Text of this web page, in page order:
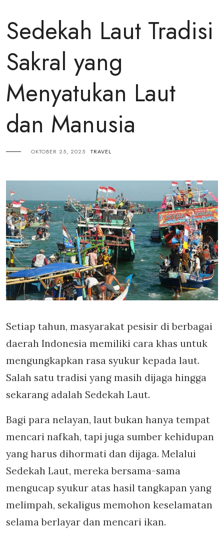
Sedekah Laut Tradisi
Sakral yang
Menyatukan Laut
dan Manusia
OKTOBER 25, 2025 TRAVEL
Setiap tahun, masyarakat pesisir di berbagai
daerah Indonesia memiliki cara khas untuk
mengungkapkan rasa syukur kepada laut.
Salah satu tradisi yang masih dijaga hingga
sekarang adalah Sedekah Laut.
Bagi para nelayan, laut bukan hanya tempat
mencari nafkah, tapi juga sumber kehidupan
yang harus dihormati dan dijaga. Melalui
Sedekah Laut, mereka bersama-sama
mengucap syukur atas hasil tangkapan yang
melimpah, sekaligus memohon keselamatan
selama berlayar dan mencari ikan.